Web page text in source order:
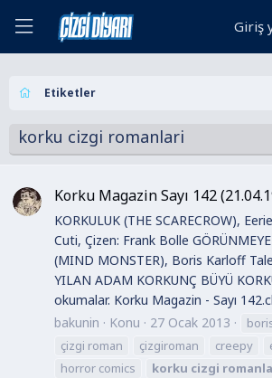
Giriş
Etiketler
korku cizgi romanlari
Korku Magazin Sayı 142
KORKULUK (THE SCARECROW),
Cuti, Çizen: Frank Bolle
(MIND MONSTER), Boris Karloff
YILAN ADAM KORKUNÇ BÜYÜ
okumalar. Korku Magazin - Sayı
bakunin
Konu 27 Ocak 2013
çizgi roman
çizgiroman creepy
horror comics
korku cizgi